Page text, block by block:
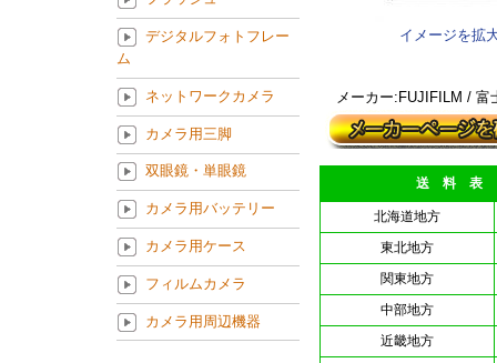
イメージを拡
メーカー:FUJIFILM / 富
送 料 表
北海道地方
東北地方
関東地方
中部地方
近畿地方
デジタルフォトフレー
ム
ネットワークカメラ
カメラ用三脚
双眼鏡・単眼鏡
カメラ用バッテリー
カメラ用ケース
フィルムカメラ
カメラ用周辺機器